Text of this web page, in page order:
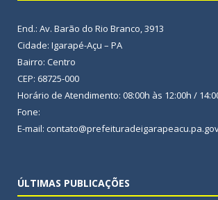
End.: Av. Barão do Rio Branco, 3913
Cidade: Igarapé-Açu – PA
Bairro: Centro
CEP: 68725-000
Horário de Atendimento: 08:00h às 12:00h /
Fone:
E-mail:
ÚLTIMAS PUBLICAÇÕES